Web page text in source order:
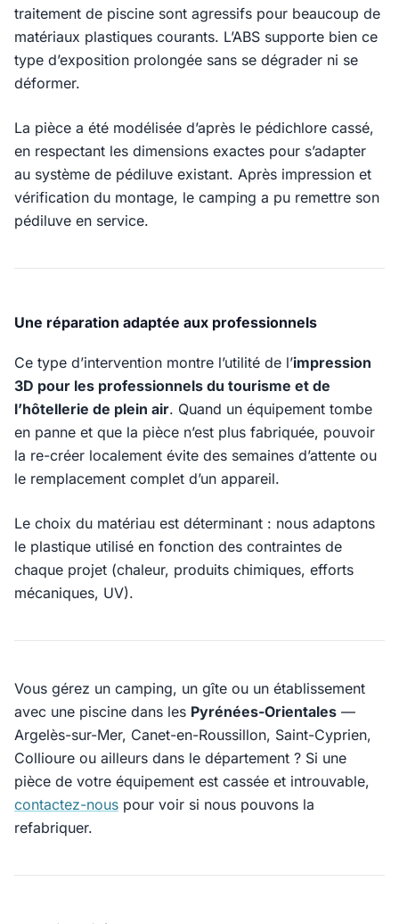
traitement de piscine sont agressifs pour beaucoup de
matériaux plastiques courants. L’ABS supporte bien ce
type d’exposition prolongée sans se dégrader ni se
déformer.
La pièce a été modélisée d’après le pédichlore cassé,
en respectant les dimensions exactes pour s’adapter
au système de pédiluve existant. Après impression et
vérification du montage, le camping a pu remettre son
pédiluve en service.
Une réparation adaptée aux professionnels
Ce type d’intervention montre l’utilité de l’impression
3D pour les professionnels du tourisme et de
l’hôtellerie de plein air. Quand un équipement tombe
en panne et que la pièce n’est plus fabriquée, pouvoir
la re-créer localement évite des semaines d’attente ou
le remplacement complet d’un appareil.
Le choix du matériau est déterminant : nous adaptons
le plastique utilisé en fonction des contraintes de
chaque projet (chaleur, produits chimiques, efforts
mécaniques, UV).
Vous gérez un camping, un gîte ou un établissement
avec une piscine dans les Pyrénées-Orientales —
Argelès-sur-Mer, Canet-en-Roussillon, Saint-Cyprien,
Collioure ou ailleurs dans le département ? Si une
pièce de votre équipement est cassée et introuvable,
contactez-nous pour voir si nous pouvons la
refabriquer.